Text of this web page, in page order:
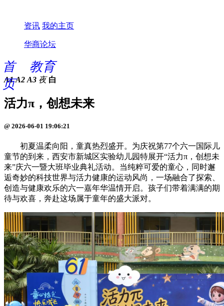
资讯 我的主页
华商论坛
首
页
教育
A1 A2 A3 夜 白
活力π，创想未来
@ 2026-06-01 19:06:21
初夏温柔向阳，童真热烈盛开。为庆祝第77个六一国际儿
童节的到来，西安市新城区实验幼儿园特展开“活力π，创想未
来”庆六一暨大班毕业典礼活动。当纯粹可爱的童心，同时邂
逅奇妙的科技世界与活力健康的运动风尚，一场融合了探索、
创造与健康欢乐的六一嘉年华温情开启。孩子们带着满满的期
待与欢喜，奔赴这场属于童年的盛大派对。